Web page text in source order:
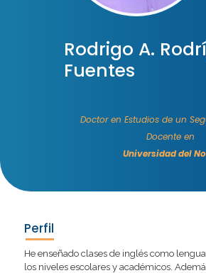
Rodrigo A.
Fuentes
Doctor en Estudios de un
Docente en
Universidad del
Perfil
He enseñado clases de inglés como
los niveles escolares y académicos.